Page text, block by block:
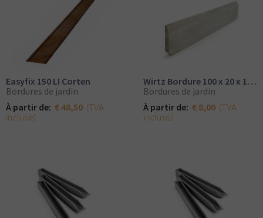
Easyfix 150 LI Corten
Bordures de jardin
À partir de: € 48,50 (TVA
incluse)
Wirtz Bordure 100 x 20 x 1cm
Bordures de jardin
À partir de: € 8,00 (TVA
incluse)